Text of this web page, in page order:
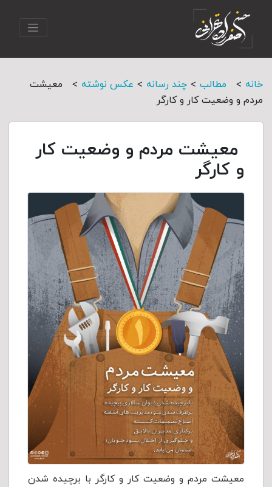
خانه > مطالب > چند رسانه > عکس نوشته >
معیشت
مردم و وضعیت کار و کارگر
معیشت مردم و وضعیت کار
و کارگر
معیشت مردم و وضعیت کار و کارگر با برچیده شدن